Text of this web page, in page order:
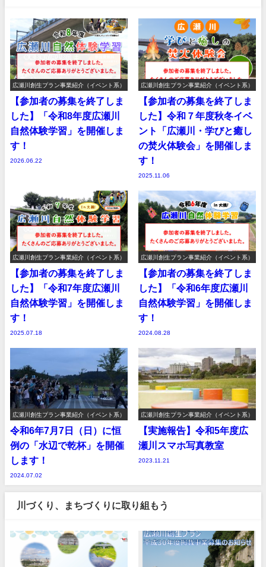
広瀬川創生プラン事業紹介（イベント系）
【参加者の募集を終了しま
した】「令和8年度広瀬川
自然体験学習」を開催しま
す！
2026.06.22
広瀬川創生プラン事業紹介（イベント系）
【参加者の募集を終了しま
した】令和７年度秋冬イベ
ント「広瀬川・学びと癒し
の焚火体験会」を開催しま
す！
2025.11.06
広瀬川創生プラン事業紹介（イベント系）
【参加者の募集を終了しま
した】「令和7年度広瀬川
自然体験学習」を開催しま
す！
2025.07.18
広瀬川創生プラン事業紹介（イベント系）
【参加者の募集を終了しま
した】「令和6年度広瀬川
自然体験学習」を開催しま
す！
2024.08.28
広瀬川創生プラン事業紹介（イベント系）
令和6年7月7日（日）に恒
例の「水辺で乾杯」を開催
します！
2024.07.02
広瀬川創生プラン事業紹介（イベント系）
【実施報告】令和5年度広
瀬川スマホ写真教室
2023.11.21
川づくり、まちづくりに取り組もう